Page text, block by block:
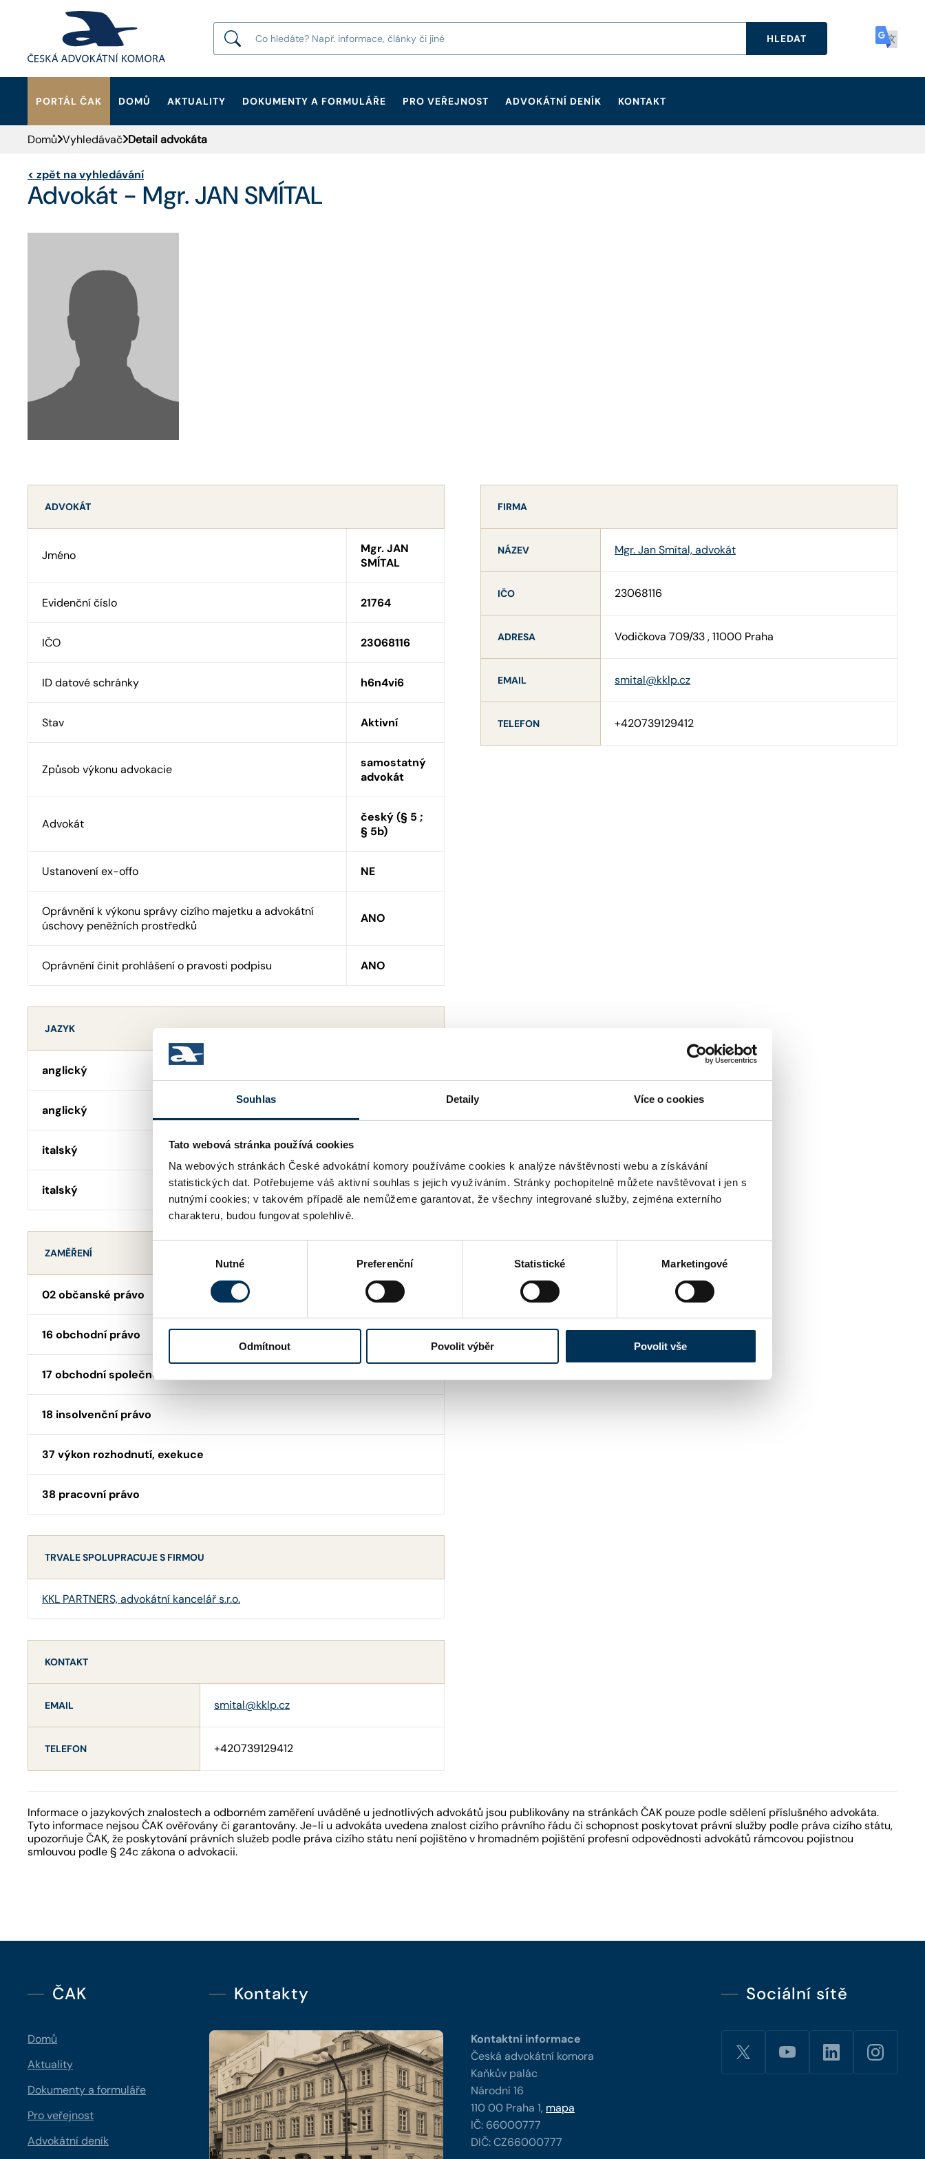
Souhlas Detaily Více o cookies
Tato webová stránka používá cookies
Na webových stránkách České advokátní komory používáme cookies k analýze návštěvnosti webu a získávání
statistických dat. Potřebujeme váš aktivní souhlas s jejich využíváním. Stránky pochopitelně můžete navštěvovat i jen s
nutnými cookies; v takovém případě ale nemůžeme garantovat, že všechny integrované služby, zejména externího
charakteru, budou fungovat spolehlivě.
Nutné Preferenční Statistické Marketingové
Odmítnout Povolit výběr Povolit vše
HLEDAT
PORTÁL ČAK DOMŮ AKTUALITY DOKUMENTY A FORMULÁŘE PRO VEŘEJNOST ADVOKÁTNÍ DENÍK
KONTAKT
HLEDAT
Domů Vyhledávač Detail advokáta
< zpět na vyhledávání
Advokát - Mgr. JAN SMÍTAL
ADVOKÁT
Jméno
Mgr. JAN
SMÍTAL
Evidenční číslo 21764
IČO 23068116
ID datové schránky h6n4vi6
Stav Aktivní
Způsob výkonu advokacie
samostatný
advokát
Advokát
český (§ 5 ;
§ 5b)
Ustanovení ex-offo NE
Oprávnění k výkonu správy cizího majetku a advokátní
úschovy peněžních prostředků
ANO
Oprávnění činit prohlášení o pravosti podpisu ANO
JAZYK
anglický
anglický
italský
italský
ZAMĚŘENÍ
02 občanské právo
16 obchodní právo
17 obchodní společnosti, družstva
18 insolvenční právo
37 výkon rozhodnutí, exekuce
38 pracovní právo
TRVALE SPOLUPRACUJE S FIRMOU
KKL PARTNERS, advokátní kancelář s.r.o.
KONTAKT
EMAIL smital@kklp.cz
TELEFON +420739129412
FIRMA
NÁZEV Mgr. Jan Smítal, advokát
IČO 23068116
ADRESA Vodičkova 709/33 , 11000 Praha
EMAIL smital@kklp.cz
TELEFON +420739129412
Informace o jazykových znalostech a odborném zaměření uváděné u jednotlivých advokátů jsou publikovány na stránkách ČAK pouze podle sdělení příslušného advokáta.
Tyto informace nejsou ČAK ověřovány či garantovány. Je-li u advokáta uvedena znalost cizího právního řádu či schopnost poskytovat právní služby podle práva cizího státu,
upozorňuje ČAK, že poskytování právních služeb podle práva cizího státu není pojištěno v hromadném pojištění profesní odpovědnosti advokátů rámcovou pojistnou
smlouvou podle § 24c zákona o advokacii.
ČAK
Domů
Aktuality
Dokumenty a formuláře
Pro veřejnost
Advokátní deník
Kontakty
Kontaktní informace
Česká advokátní komora
Kaňkův palác
Národní 16
110 00 Praha 1, mapa
IČ: 66000777
DIČ: CZ66000777
Sociální sítě